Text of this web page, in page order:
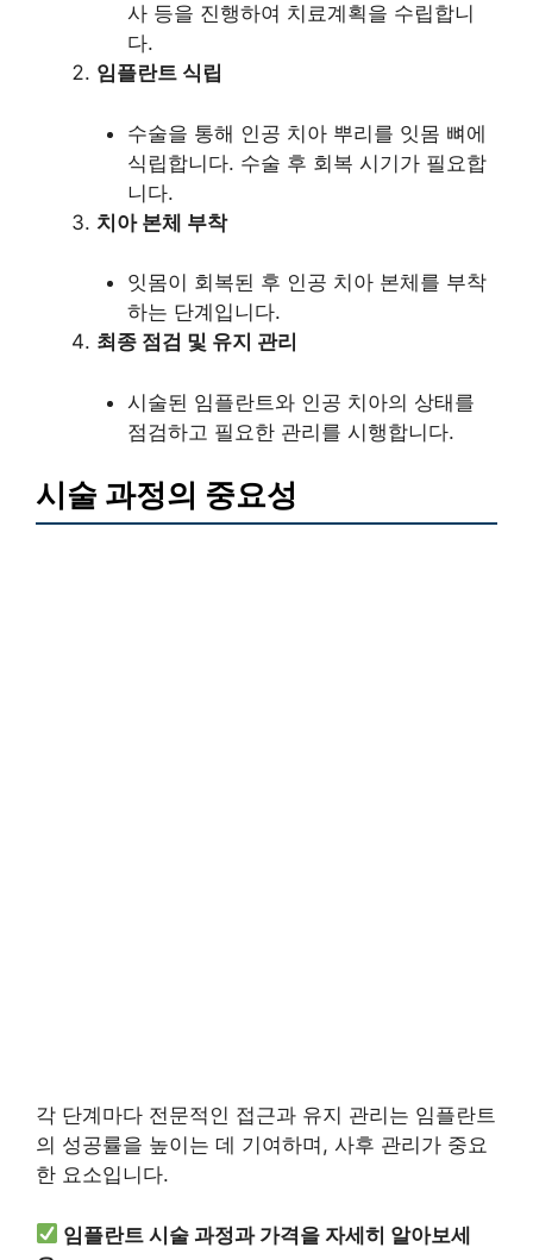
사 등을 진행하여 치료계획을 수립합니
다.
임플란트 식립
수술을 통해 인공 치아 뿌리를 잇몸 뼈에
식립합니다. 수술 후 회복 시기가 필요합
니다.
치아 본체 부착
잇몸이 회복된 후 인공 치아 본체를 부착
하는 단계입니다.
최종 점검 및 유지 관리
시술된 임플란트와 인공 치아의 상태를
점검하고 필요한 관리를 시행합니다.
시술 과정의 중요성
각 단계마다 전문적인 접근과 유지 관리는 임플란트
의 성공률을 높이는 데 기여하며, 사후 관리가 중요
한 요소입니다.
임플란트 시술 과정과 가격을 자세히 알아보세